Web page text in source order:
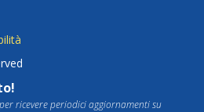
ricevere periodici aggiornamenti su